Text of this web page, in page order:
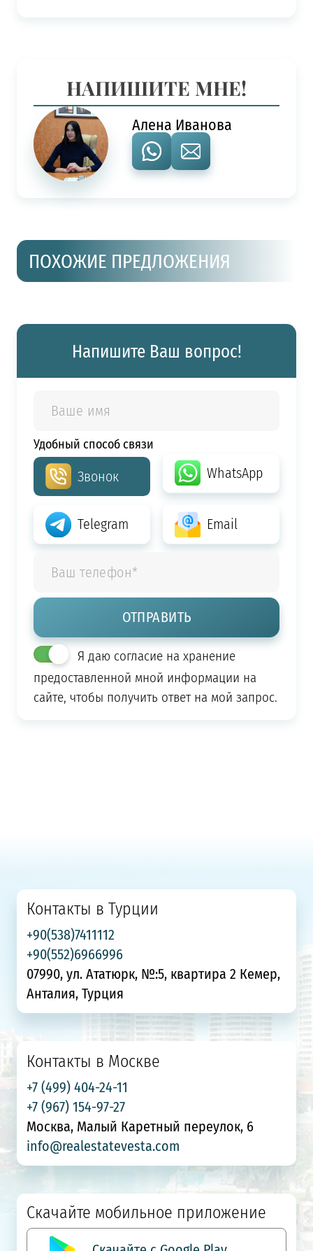
НАПИШИТЕ МНЕ!
Алена Иванова
ПОХОЖИЕ ПРЕДЛОЖЕНИЯ
Напишите Ваш вопрос!
Удобный способ связи
Звонок WhatsApp
Telegram Email
Я даю согласие на хранение
предоставленной мной информации на
сайте, чтобы получить ответ на мой запрос.
Контакты в Турции
+90(538)7411112
+90(552)6966996
07990, ул. Ататюрк, №:5, квартира 2 Кемер,
Анталия, Турция
Контакты в Москве
+7 (499) 404-24-11
+7 (967) 154-97-27
Москва, Малый Каретный переулок, 6
info@realestatevesta.com
Скачайте мобильное приложение